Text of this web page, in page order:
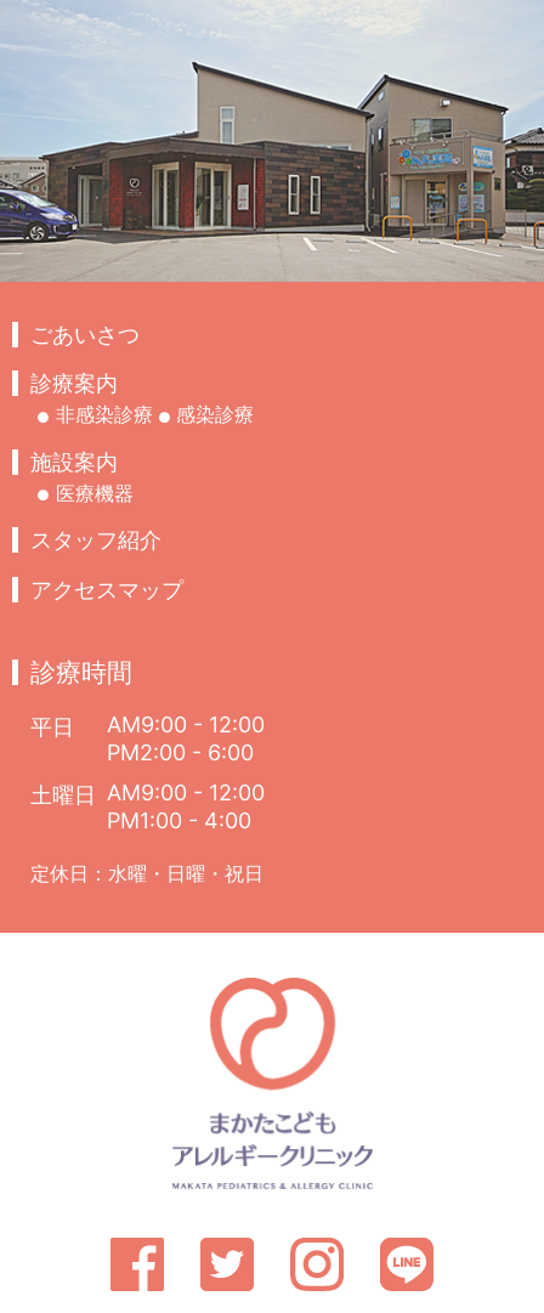
ごあいさつ
診療案内
非感染診療 感染診療
施設案内
医療機器
スタッフ紹介
アクセスマップ
診療時間
平日
AM9:00 - 12:00
PM2:00 - 6:00
土曜日
AM9:00 - 12:00
PM1:00 - 4:00
定休日：水曜・日曜・祝日